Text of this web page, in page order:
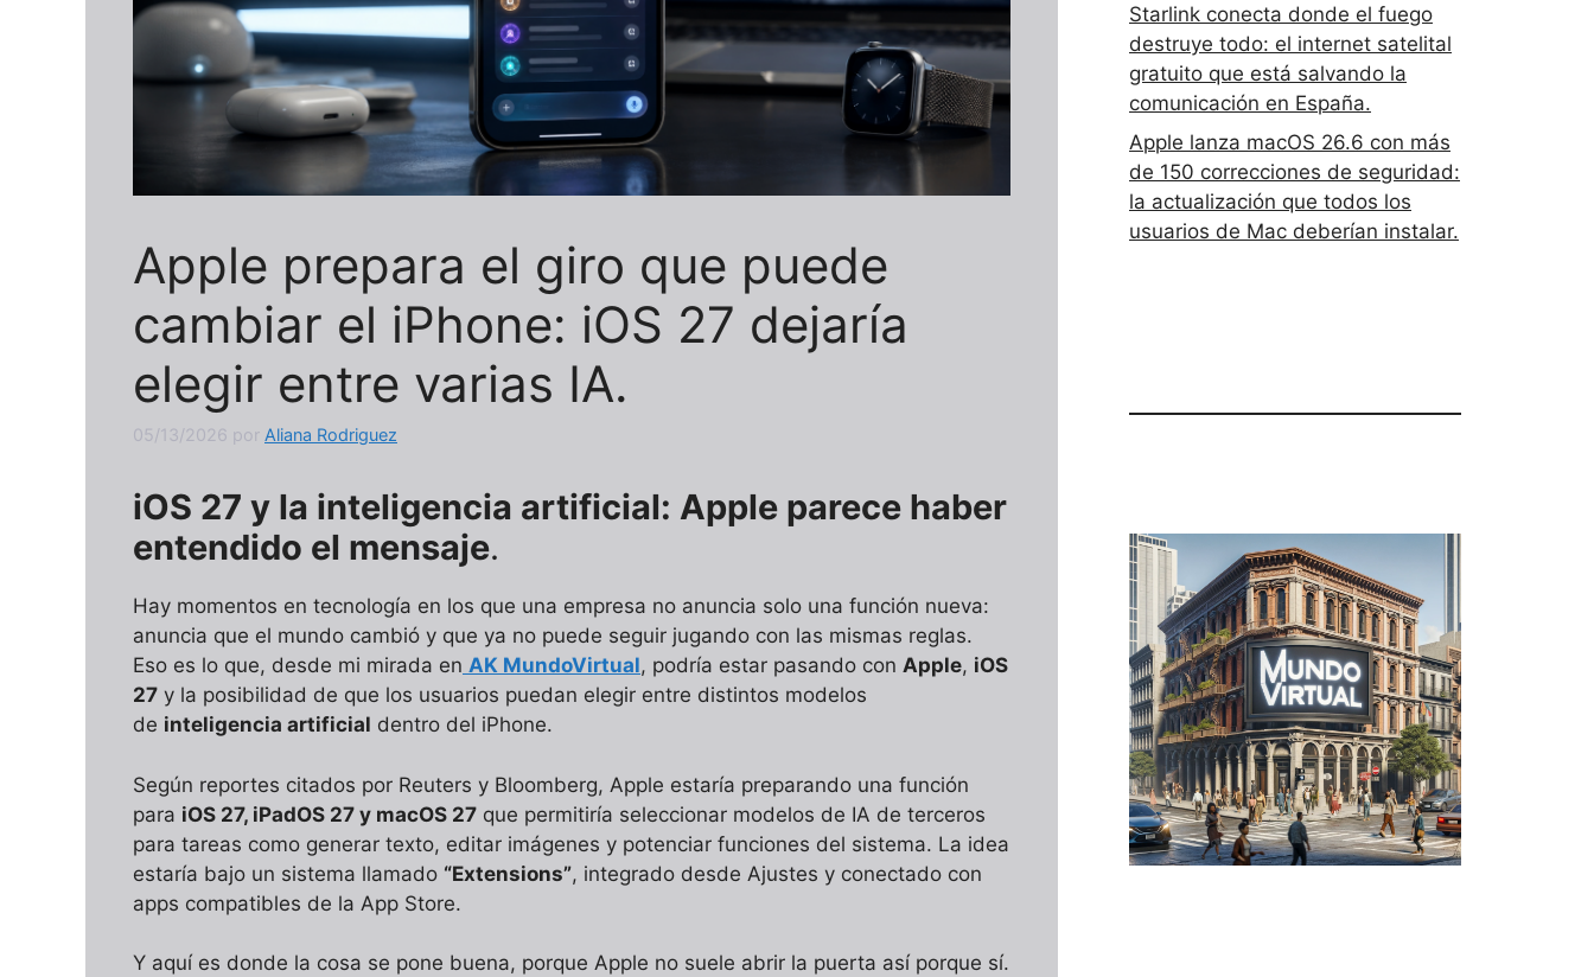
Apple prepara el giro que puede
cambiar el iPhone: iOS 27 dejaría
elegir entre varias IA.
05/13/2026 por Aliana Rodriguez
iOS 27 y la inteligencia artificial: Apple parece haber
entendido el mensaje.
Hay momentos en tecnología en los que una empresa no anuncia solo una función nueva:
anuncia que el mundo cambió y que ya no puede seguir jugando con las mismas reglas.
Eso es lo que, desde mi mirada en AK MundoVirtual, podría estar pasando con Apple, iOS
27 y la posibilidad de que los usuarios puedan elegir entre distintos modelos
de inteligencia artificial dentro del iPhone.
Según reportes citados por Reuters y Bloomberg, Apple estaría preparando una función
para iOS 27, iPadOS 27 y macOS 27 que permitiría seleccionar modelos de IA de terceros
para tareas como generar texto, editar imágenes y potenciar funciones del sistema. La idea
estaría bajo un sistema llamado “Extensions”, integrado desde Ajustes y conectado con
apps compatibles de la App Store.
Y aquí es donde la cosa se pone buena, porque Apple no suele abrir la puerta así porque sí.
Starlink conecta donde el fuego
destruye todo: el internet satelital
gratuito que está salvando la
comunicación en España.
Apple lanza macOS 26.6 con más
de 150 correcciones de seguridad:
la actualización que todos los
usuarios de Mac deberían instalar.